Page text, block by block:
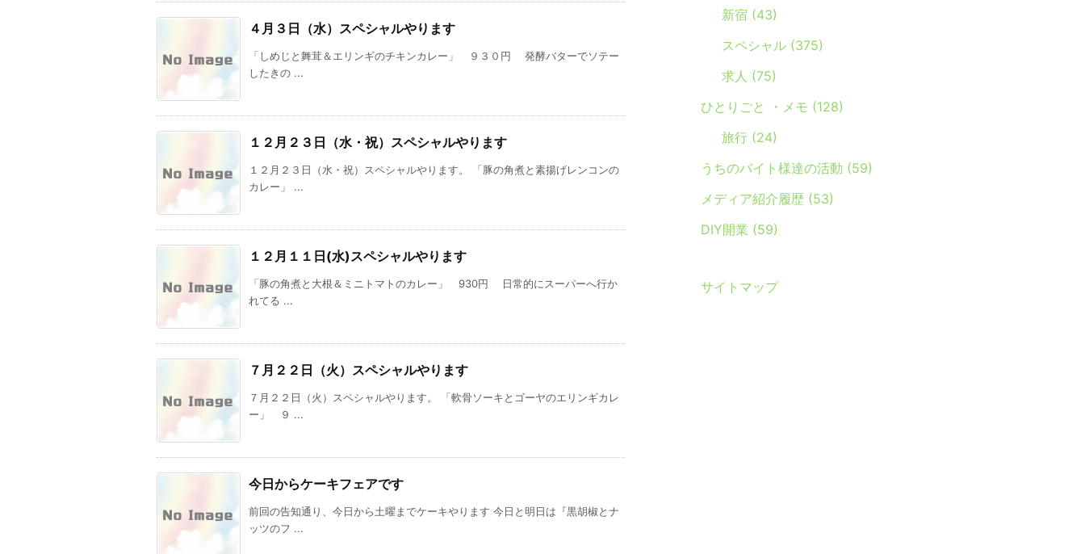
４月３日（水）スペシャルやります
「しめじと舞茸＆エリンギのチキンカレー」 ９３０円 発酵バターでソテー
したきの ...
１２月２３日（水・祝）スペシャルやります
１２月２３日（水・祝）スペシャルやります。 「豚の角煮と素揚げレンコンの
カレー」 ...
１２月１１日(水)スペシャルやります
「豚の角煮と大根＆ミニトマトのカレー」 930円 日常的にスーパーへ行か
れてる ...
７月２２日（火）スペシャルやります
７月２２日（火）スペシャルやります。 「軟骨ソーキとゴーヤのエリンギカレ
ー」 ９ ...
今日からケーキフェアです
前回の告知通り、今日から土曜までケーキやります 今日と明日は『黒胡椒とナ
ッツのフ ...
新宿 (43)
スペシャル (375)
求人 (75)
ひとりごと ・メモ (128)
旅行 (24)
うちのバイト様達の活動 (59)
メディア紹介履歴 (53)
DIY開業 (59)
サイトマップ